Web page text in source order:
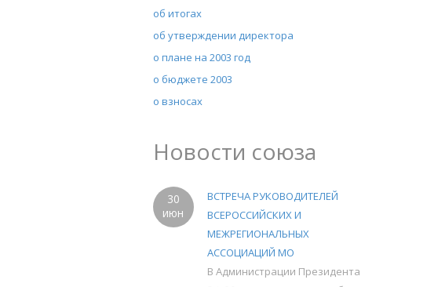
об итогах
об утверждении директора
о плане на 2003 год
о бюджете 2003
о взносах
Новости союза
30
июн
ВСТРЕЧА РУКОВОДИТЕЛЕЙ
ВСЕРОССИЙСКИХ И
МЕЖРЕГИОНАЛЬНЫХ
АССОЦИАЦИЙ МО
В Администрации Президента